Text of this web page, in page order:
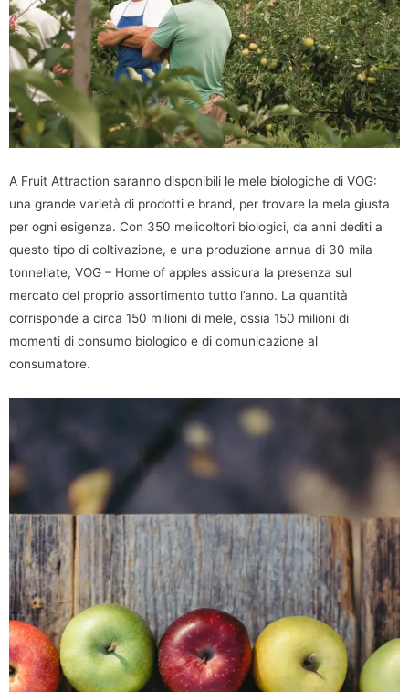
A Fruit Attraction saranno disponibili le mele biologiche di VOG:
una grande varietà di prodotti e brand, per trovare la mela giusta
per ogni esigenza. Con 350 melicoltori biologici, da anni dediti a
questo tipo di coltivazione, e una produzione annua di 30 mila
tonnellate, VOG – Home of apples assicura la presenza sul
mercato del proprio assortimento tutto l’anno. La quantità
corrisponde a circa 150 milioni di mele, ossia 150 milioni di
momenti di consumo biologico e di comunicazione al
consumatore.